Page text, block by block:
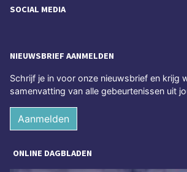
SOCIAL MEDIA
NIEUWSBRIEF AANMELDEN
Schrijf je in voor onze nieuwsbrief en krijg
samenvatting van alle gebeurtenissen uit
Aanmelden
ONLINE DAGBLADEN